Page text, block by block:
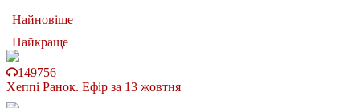
Найновіше
Найкраще
149756
Хеппі Ранок. Ефір за 13 жовтня